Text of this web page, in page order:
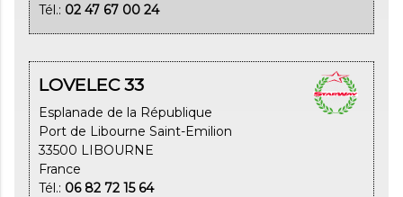
Tél.: 02 47 67 00 24
LOVELEC 33
Esplanade de la République
Port de Libourne Saint-Emilion
33500 LIBOURNE
France
Tél.: 06 82 72 15 64